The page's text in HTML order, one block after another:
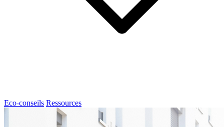
Eco-conseils Ressources